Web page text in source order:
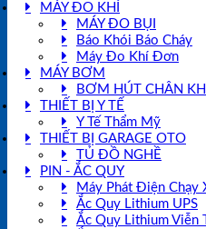
MÁY ĐO KHÍ
MÁY ĐO BỤI
Báo Khói Báo Cháy
Máy Đo Khí Đơn
MÁY BƠM
BƠM HÚT CHÂN
THIẾT BỊ Y TẾ
Y Tế Thẩm Mỹ
THIẾT BỊ GARAGE OTO
TỦ ĐỒ NGHỀ
PIN - ẮC QUY
Máy Phát Điện Chạy
Ắc Quy Lithium UPS
Ắc Quy Lithium Viễn